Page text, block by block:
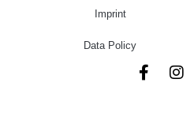
Imprint
Data Policy